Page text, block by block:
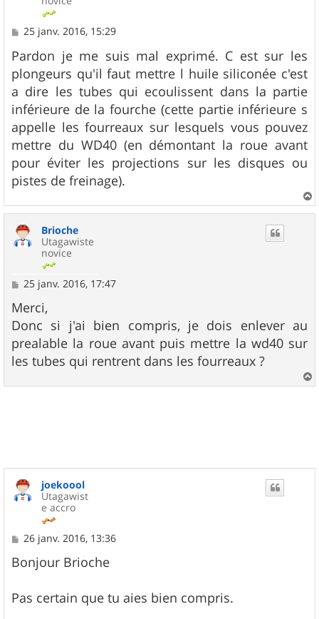
M
s
s
a
25 janv. 2016, 15:29
Pardon je me suis mal exprimé. C est sur les
plongeurs qu'il faut mettre l huile siliconée c'est
a dire les tubes qui ecoulissent dans la partie
inférieure de la fourche (cette partie inférieure s
appelle les fourreaux sur lesquels vous pouvez
mettre du WD40 (en démontant la roue avant
pour éviter les projections sur les disques ou
pistes de freinage).
a
Brioche
Utagawiste
novice
M
s
s
a
g
e
25 janv. 2016, 17:47
Merci,
Donc si j'ai bien compris, je dois enlever au
prealable la roue avant puis mettre la wd40 sur
les tubes qui rentrent dans les fourreaux ?
a
joekoool
Utagawist
e accro
M
s
s
g
e
26 janv. 2016, 13:36
Bonjour Brioche
Pas certain que tu aies bien compris.